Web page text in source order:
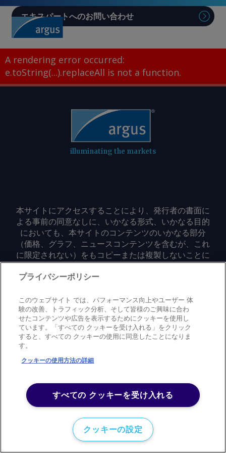
エキスパートへのお問い合わせ
A rendering error occurred:
e.toString(...).replaceAll is not a function.
illuminating the markets
本サイトにアクセスすることにより、発行者の書面に
よる事前の同意なしに、いかなる形式、いかなる目的
においても、本サイトのコンテンツのいかなる部分
（価格、グラフ、ニュースコンテンツを含むが、これ
に限定されない）をもコピーまたは複製しないことに
同意するものとする。
© 2026 アーガス・メディア・グループ
Privacy policy TrademarkCopyright policyTerms of use
Modern slavery statementCareersContact usSupport
プライバシーポリシー
このウェブサイト では、パフォーマンス向上やユーザー 体
験の改善、トラフィック分析、そして皆様のご興味に合わ
せたコンテンツや広告を表示するためにクッキーを使用し
ています。「すべての クッキーを受け入れる」をクリック
すると、すべての クッキーの使用に同意したことになりま
す。
クッキーの使用方法の詳細
すべての クッキーを受け入れる
クッキーの設定